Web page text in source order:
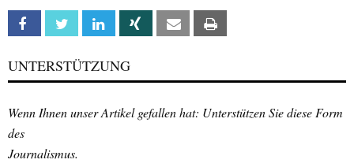
Facebook Twitter Linkedin Xing Email
UNTERSTÜTZUNG
Wenn Ihnen unser Artikel gefallen hat: Unterstützen Sie diese Form
des
Journalismus.